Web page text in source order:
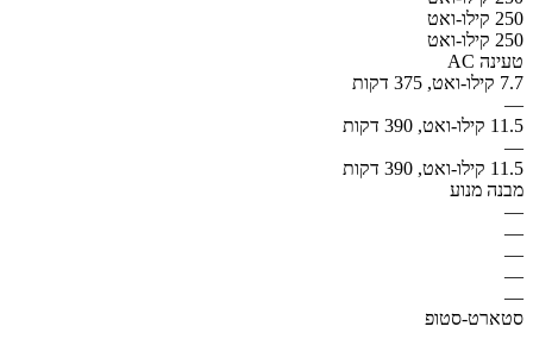
250 קילו-ואט
250 קילו-ואט
טעינה AC
7.7 קילו-ואט, 375 דקות
—
11.5 קילו-ואט, 390 דקות
—
11.5 קילו-ואט, 390 דקות
מבנה מנוע
—
—
—
—
—
סטארט-סטופ